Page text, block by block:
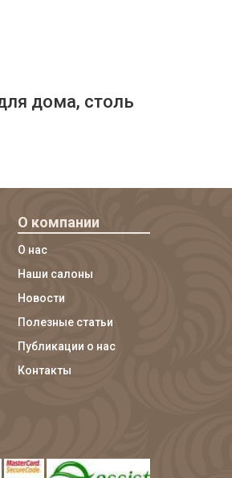
дома, столь
О компании
О нас
Наши салоны
Новости
Полезные статьи
Публикации о нас
Контакты